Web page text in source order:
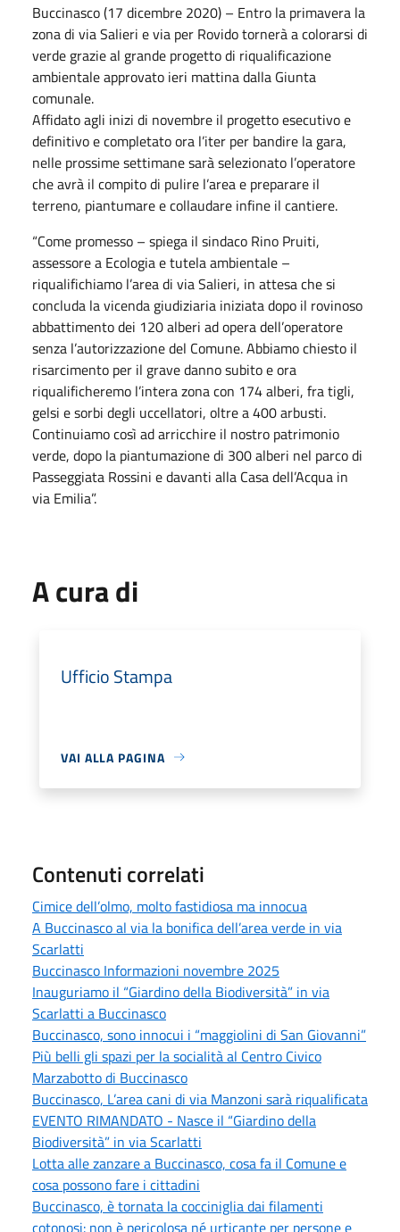
Buccinasco (17 dicembre 2020) – Entro la primavera la
zona di via Salieri e via per Rovido tornerà a colorarsi di
verde grazie al grande progetto di riqualificazione
ambientale approvato ieri mattina dalla Giunta
comunale.
Affidato agli inizi di novembre il progetto esecutivo e
definitivo e completato ora l’iter per bandire la gara,
nelle prossime settimane sarà selezionato l’operatore
che avrà il compito di pulire l’area e preparare il
terreno, piantumare e collaudare infine il cantiere.
“Come promesso – spiega il sindaco Rino Pruiti,
assessore a Ecologia e tutela ambientale –
riqualifichiamo l’area di via Salieri, in attesa che si
concluda la vicenda giudiziaria iniziata dopo il rovinoso
abbattimento dei 120 alberi ad opera dell’operatore
senza l’autorizzazione del Comune. Abbiamo chiesto il
risarcimento per il grave danno subito e ora
riqualificheremo l’intera zona con 174 alberi, fra tigli,
gelsi e sorbi degli uccellatori, oltre a 400 arbusti.
Continuiamo così ad arricchire il nostro patrimonio
verde, dopo la piantumazione di 300 alberi nel parco di
Passeggiata Rossini e davanti alla Casa dell’Acqua in
via Emilia”.
A cura di
Ufficio Stampa
VAI ALLA PAGINA
Contenuti correlati
Cimice dell’olmo, molto fastidiosa ma innocua
A Buccinasco al via la bonifica dell’area verde in via
Scarlatti
Buccinasco Informazioni novembre 2025
Inauguriamo il “Giardino della Biodiversità” in via
Scarlatti a Buccinasco
Buccinasco, sono innocui i “maggiolini di San Giovanni”
Più belli gli spazi per la socialità al Centro Civico
Marzabotto di Buccinasco
Buccinasco, L’area cani di via Manzoni sarà riqualificata
EVENTO RIMANDATO - Nasce il “Giardino della
Biodiversità” in via Scarlatti
Lotta alle zanzare a Buccinasco, cosa fa il Comune e
cosa possono fare i cittadini
Buccinasco, è tornata la cocciniglia dai filamenti
cotonosi: non è pericolosa né urticante per persone e